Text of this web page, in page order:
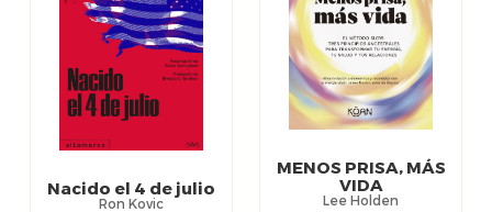
MENOS PRISA, MÁS
VIDA
Lee Holden
Nacido el 4 de julio
Ron Kovic